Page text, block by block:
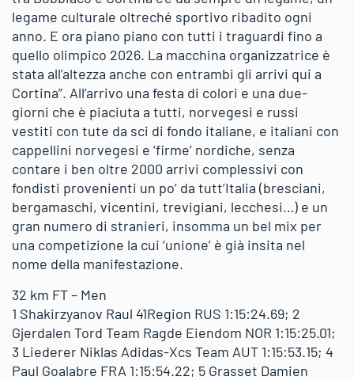
legame culturale oltreché sportivo ribadito ogni
anno. E ora piano piano con tutti i traguardi fino a
quello olimpico 2026. La macchina organizzatrice è
stata all’altezza anche con entrambi gli arrivi qui a
Cortina”. All’arrivo una festa di colori e una due-
giorni che è piaciuta a tutti, norvegesi e russi
vestiti con tute da sci di fondo italiane, e italiani con
cappellini norvegesi e ‘firme’ nordiche, senza
contare i ben oltre 2000 arrivi complessivi con
fondisti provenienti un po’ da tutt’Italia (bresciani,
bergamaschi, vicentini, trevigiani, lecchesi…) e un
gran numero di stranieri, insomma un bel mix per
una competizione la cui ‘unione’ è già insita nel
nome della manifestazione.
32 km FT – Men
1 Shakirzyanov Raul 41Region RUS 1:15:24.69; 2
Gjerdalen Tord Team Ragde Eiendom NOR 1:15:25.01;
3 Liederer Niklas Adidas-Xcs Team AUT 1:15:53.15; 4
Paul Goalabre FRA 1:15:54.22; 5 Grasset Damien